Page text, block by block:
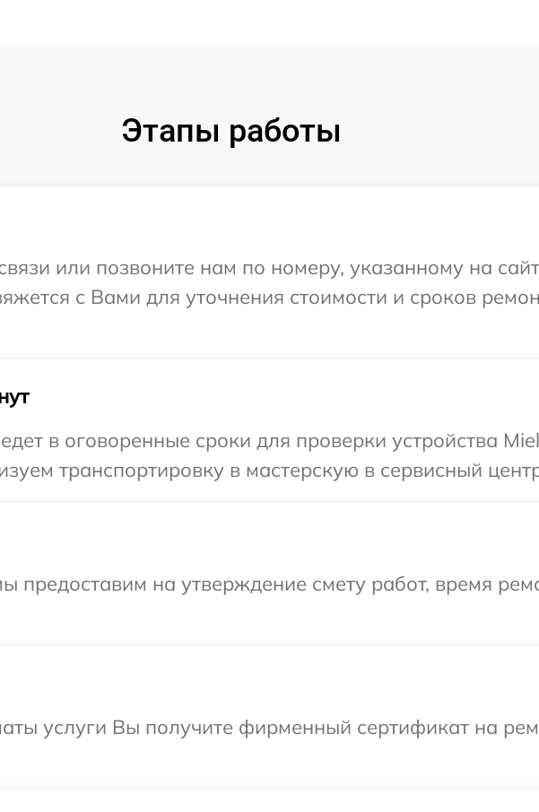
Этапы работы
или позвоните нам по номеру, указанному на
с Вами для уточнения стоимости и сроков
в оговоренные сроки для проверки устройства
транспортировку в мастерскую в сервисный
предоставим на утверждение смету работ, время
услуги Вы получите фирменный сертификат на